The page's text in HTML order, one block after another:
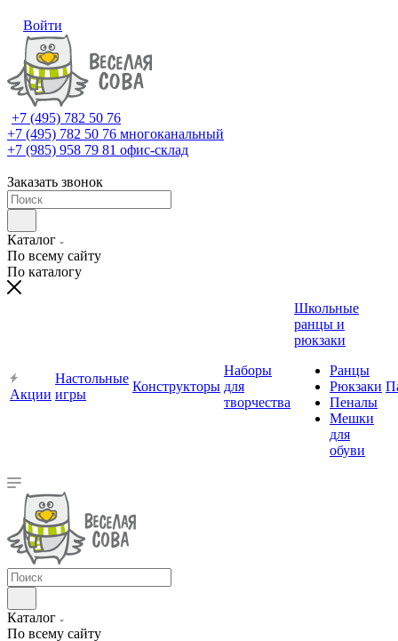
Войти
+7 (495) 782 50 76
+7 (495) 782 50 76 многоканальный
+7 (985) 958 79 81 офис-склад
Заказать звонок
Каталог
По всему сайту
По каталогу
Акции
Настольные
игры
Конструкторы
Наборы
для
творчества
Школьные
ранцы и
рюкзаки
Ранцы
Рюкзаки
Пеналы
Мешки
для
обуви
Каталог
По всему сайту